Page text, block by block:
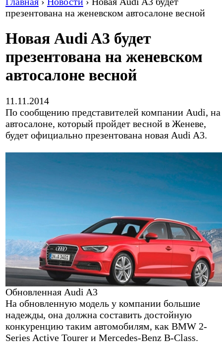
презентована на женевском автосалоне весной
Новая Audi A3 будет
презентована на женевском
автосалоне весной
11.11.2014
По сообщению представителей компании Audi, на
автосалоне, который пройдет весной в Женеве,
будет официально презентована новая Audi A3.
Обновленная Audi A3
На обновленную модель у компании большие
надежды, она должна составить достойную
конкуренцию таким автомобилям, как BMW 2-
Series Active Tourer и Mercedes-Benz B-Class.